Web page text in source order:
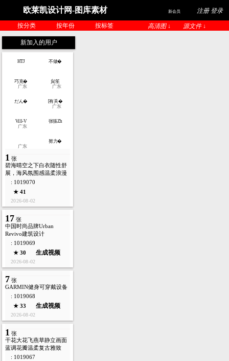
欧莱凯设计网-图库素材 新会员 注册 登录
按分类 按年份 按标签 高清图 ↓ 源文件 ↓
新加入的用户
HTJ 不做�
巧克�
广东
貟笙
广东
だん�
[有关�
广东
Vill-V
广东
张張Zh
广东
努力�
1 张
碧海晴空之下白衣随性舒
展，海风氛围感温柔浪漫
: 1019070
★ 41
2026-08-02
17 张
中国时尚品牌Urban
Revivo建筑设计
: 1019069
★ 30
生成视频
2026-08-02
7 张
GARMIN健身可穿戴设备
: 1019068
★ 33
生成视频
2026-08-02
1 张
干花大花飞燕草静立画面
蓝调花瓣温柔复古雅致
: 1019067